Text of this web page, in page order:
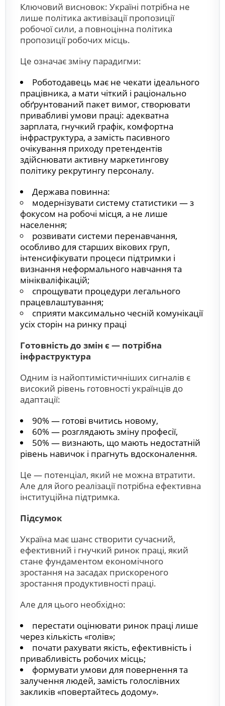
Ключовий висновок: Україні потрібна не
лише політика активізації пропозиції
робочої сили, а повноцінна політика
пропозиції робочих місць.
Це означає зміну парадигми:
Роботодавець має не чекати ідеального
працівника, а мати чіткий і раціонально
обґрунтований пакет вимог, створювати
привабливі умови праці: адекватна
зарплата, гнучкий графік, комфортна
інфраструктура, а замість пасивного
очікування приходу претендентів
здійснювати активну маркетингову
політику рекрутингу персоналу.
Держава повинна:
модернізувати систему статистики — з
фокусом на робочі місця, а не лише
населення;
розвивати системи перенавчання,
особливо для старших вікових груп,
інтенсифікувати процеси підтримки і
визнання неформального навчання та
мінікваліфікацій;
спрощувати процедури легального
працевлаштування;
сприяти максимально чесній комунікації
усіх сторін на ринку праці
Готовність до змін є — потрібна
інфраструктура
Одним із найоптимістичніших сигналів є
високий рівень готовності українців до
адаптації:
90% — готові вчитись новому,
60% — розглядають зміну професії,
50% — визнають, що мають недостатній
рівень навичок і прагнуть вдосконалення.
Це — потенціал, який не можна втратити.
Але для його реалізації потрібна ефективна
інституційна підтримка.
Підсумок
Україна має шанс створити сучасний,
ефективний і гнучкий ринок праці, який
стане фундаментом економічного
зростання на засадах прискореного
зростання продуктивності праці.
Але для цього необхідно:
перестати оцінювати ринок праці лише
через кількість «голів»;
почати рахувати якість, ефективність і
привабливість робочих місць;
формувати умови для повернення та
залучення людей, замість голослівних
закликів «повертайтесь додому».